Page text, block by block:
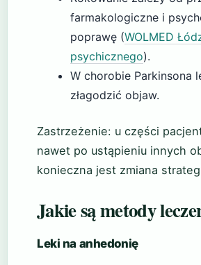
farmakologiczne i
poprawę (WOLMED
psychicznego).
W chorobie Parkinsona
złagodzić objaw.
Zastrzeżenie: u części
nawet po ustąpieniu innych
konieczna jest zmiana
Jakie są metody
Leki na anhedonię